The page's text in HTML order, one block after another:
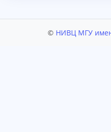
© НИВЦ МГУ